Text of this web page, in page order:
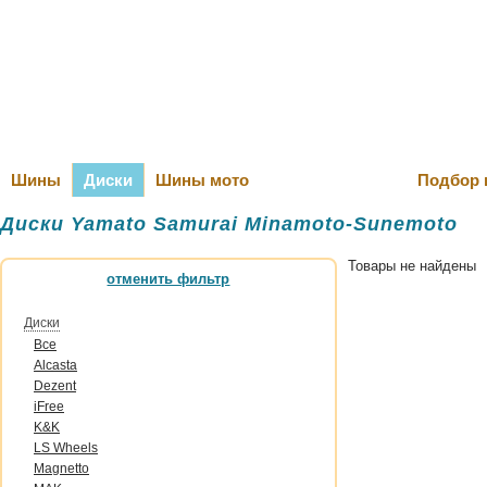
Шины Диски Шины мото Подбор
Диски Yamato Samurai Minamoto-Sunemoto
отменить фильтр
Диски
Все
Alcasta
Dezent
iFree
K&K
LS Wheels
Magnetto
Товары не найдены